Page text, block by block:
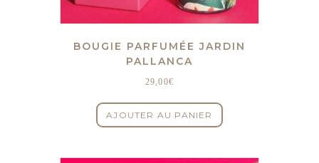
BOUGIE PARFUMÉE JARDIN
PALLANCA
29,00€
AJOUTER AU PANIER